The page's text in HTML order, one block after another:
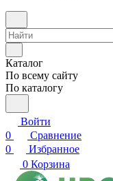
Каталог
По всему сайту
По каталогу
Войти
0
Сравнение
0
Избранное
0 Корзина